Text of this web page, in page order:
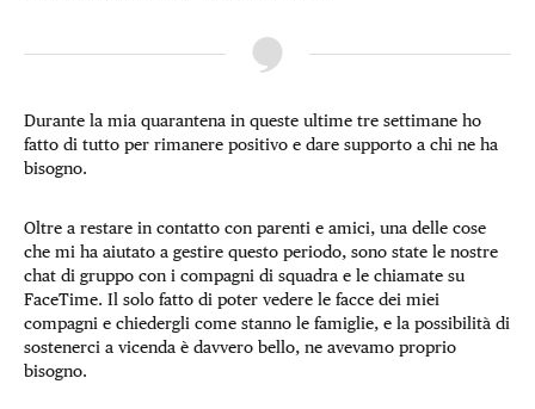
Durante la mia quarantena in queste ultime tre settimane ho
fatto di tutto per rimanere positivo e dare supporto a chi ne ha
bisogno.
Oltre a restare in contatto con parenti e amici, una delle cose
che mi ha aiutato a gestire questo periodo, sono state le nostre
chat di gruppo con i compagni di squadra e le chiamate su
FaceTime. Il solo fatto di poter vedere le facce dei miei
compagni e chiedergli come stanno le famiglie, e la possibilità di
sostenerci a vicenda è davvero bello, ne avevamo proprio
bisogno.